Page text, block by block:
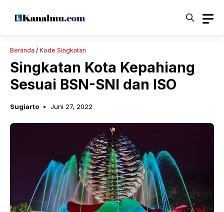
Beranda / Kode Singkatan
Singkatan Kota Kepahiang
Sesuai BSN-SNI dan ISO
Sugiarto Juni 27, 2022